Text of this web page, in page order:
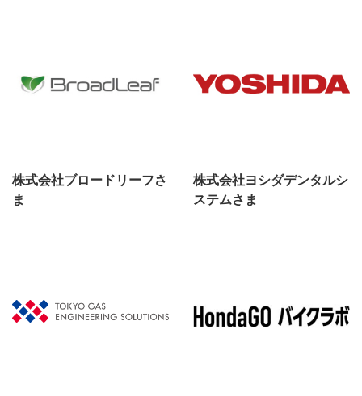
株式会社ブロードリーフさ
ま
株式会社ヨシダデンタルシ
ステムさま